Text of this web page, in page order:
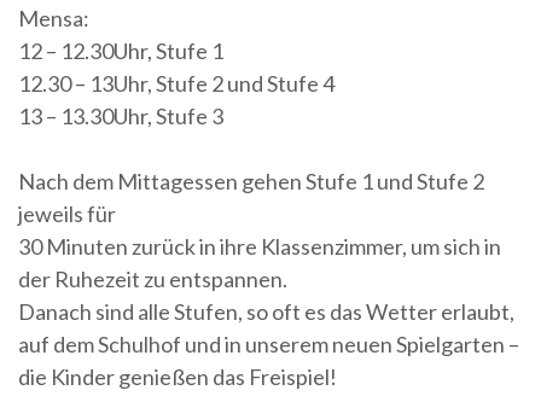
Mensa:
12 – 12.30Uhr, Stufe 1
12.30 – 13Uhr, Stufe 2 und Stufe 4
13 – 13.30Uhr, Stufe 3
Nach dem Mittagessen gehen Stufe 1 und Stufe 2
jeweils für
30 Minuten zurück in ihre Klassenzimmer, um sich in
der Ruhezeit zu entspannen.
Danach sind alle Stufen, so oft es das Wetter erlaubt,
auf dem Schulhof und in unserem neuen Spielgarten –
die Kinder genießen das Freispiel!